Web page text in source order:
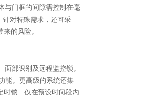
与门框的间隙需控制在毫
针对特殊需求，还可采
的风险。
部识别及远程监控锁。
能。更高级的系统还集
时锁，仅在预设时间段内